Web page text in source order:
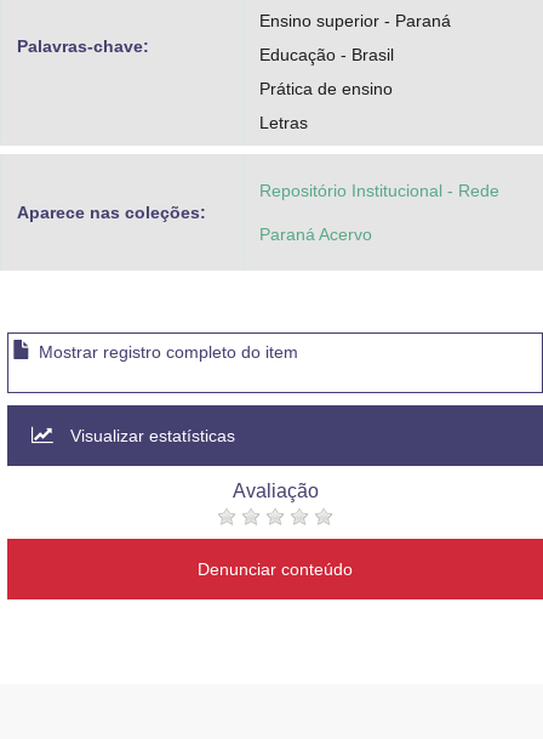
Palavras-chave:
Ensino superior - Paraná
Educação - Brasil
Prática de ensino
Letras
Aparece nas coleções:
Repositório Institucional - Rede
Paraná Acervo
Mostrar registro completo do item
Visualizar estatísticas
Avaliação
Denunciar conteúdo